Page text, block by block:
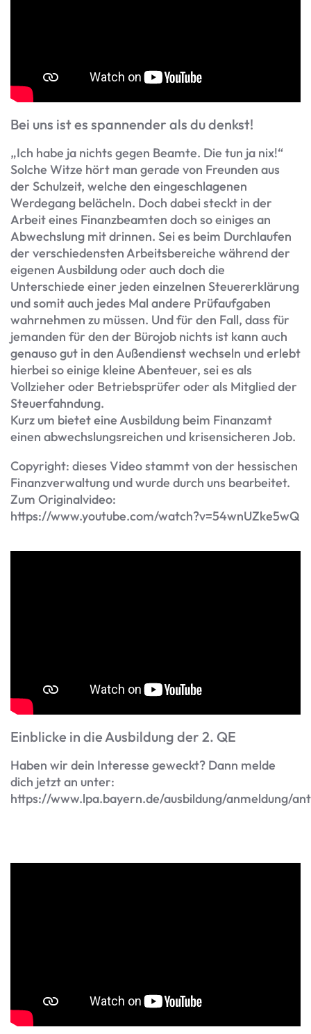
Bei uns ist es spannender als du denkst!
„Ich habe ja nichts gegen Beamte. Die tun ja nix!“
Solche Witze hört man gerade von Freunden aus
der Schulzeit, welche den eingeschlagenen
Werdegang belächeln. Doch dabei steckt in der
Arbeit eines Finanzbeamten doch so einiges an
Abwechslung mit drinnen. Sei es beim Durchlaufen
der verschiedensten Arbeitsbereiche während der
eigenen Ausbildung oder auch doch die
Unterschiede einer jeden einzelnen Steuererklärung
und somit auch jedes Mal andere Prüfaufgaben
wahrnehmen zu müssen. Und für den Fall, dass für
jemanden für den der Bürojob nichts ist kann auch
genauso gut in den Außendienst wechseln und erlebt
hierbei so einige kleine Abenteuer, sei es als
Vollzieher oder Betriebsprüfer oder als Mitglied der
Steuerfahndung.
Kurz um bietet eine Ausbildung beim Finanzamt
einen abwechslungsreichen und krisensicheren Job.
Copyright: dieses Video stammt von der hessischen
Finanzverwaltung und wurde durch uns bearbeitet.
Zum Originalvideo:
https://www.youtube.com/watch?v=54wnUZke5wQ
Einblicke in die Ausbildung der 2. QE
Haben wir dein Interesse geweckt? Dann melde
dich jetzt an unter:
https://www.lpa.bayern.de/ausbildung/anmeldung/